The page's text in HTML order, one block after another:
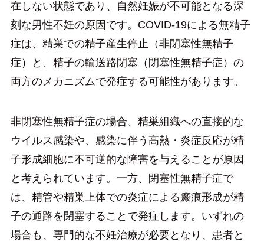
在しない状態であり、自然妊娠が不可能となる深
刻な男性不妊の原因です。COVID-19による無精子
症は、精巣での精子産生停止（非閉塞性無精子
症）と、精子の輸送路閉塞（閉塞性無精子症）の
両方のメカニズムで発症する可能性があります。
非閉塞性無精子症の場合、精巣組織への直接的な
ウイルス感染や、感染に伴う高熱・炎症反応が精
子形成細胞に不可逆的な障害を与えることが原因
と考えられています。一方、閉塞性無精子症で
は、精管や精巣上体での炎症による瘢痕形成が精
子の通路を閉塞することで発症します。いずれの
場合も、専門的な不妊治療が必要となり、患者と